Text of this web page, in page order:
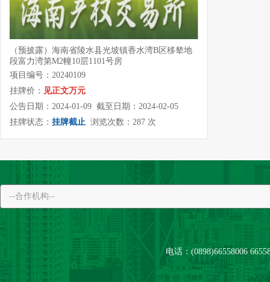
（预披露）海南省陵水县光坡镇香水湾B区移辇地
段富力湾第M2幢10层1101号房
项目编号：20240109
挂牌价： 见正文万元
公告日期：2024-01-09 截至日期：2024-02-05
挂牌状态： 挂牌截止 浏览次数：287 次
电话：(0898)66558006